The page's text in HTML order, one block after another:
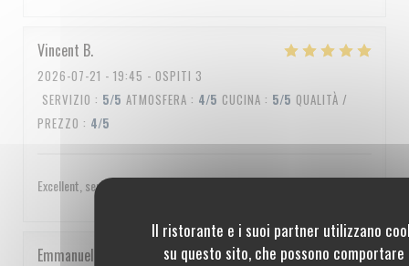
Il ristorante e i suoi partner utilizzano
su questo sito, che possono
Vincent B
2026-07-21 - 19:45 - OSPITI 3
SERVIZIO : 5/5 ATMOSFERA : 4/5 CUCINA : 5/5 QUALITÀ /
PREZZO : 4/5
Excellent, service impeccable, un peu cher quand même
Emmanuel